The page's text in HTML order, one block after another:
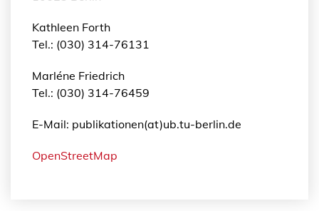
Kathleen Forth
Tel.: (030) 314-76131
Marléne Friedrich
Tel.: (030) 314-76459
E-Mail: publikationen(at)ub.tu-berlin.de
OpenStreetMap